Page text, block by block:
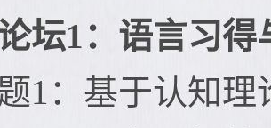
坛1：语言习得
1：基于认知